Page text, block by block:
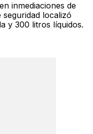
inmediaciones de
localizó
y 300 litros líquidos.